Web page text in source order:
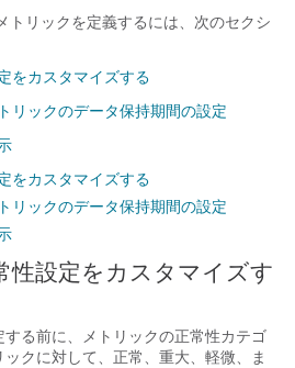
トリックを定義するには、次のセクシ
をカスタマイズする
リックのデータ保持期間の設定
をカスタマイズする
リックのデータ保持期間の設定
性設定をカスタマイズす
する前に、メトリックの正常性カテゴ
クに対して、正常、重大、軽微、ま